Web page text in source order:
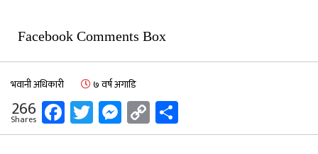
Facebook Comments Box
भवानी अधिकारी ७ वर्ष अगाडि
266
Shares Facebook
Twitter
Messenger
Copy
Link